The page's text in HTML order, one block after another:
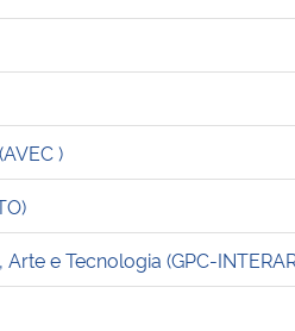
)
e Tecnologia (GPC-